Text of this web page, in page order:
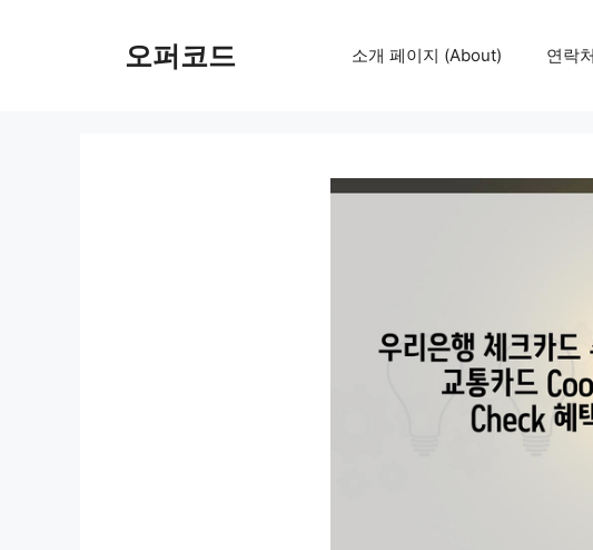
오퍼코드 소개 페이지 (About) 연락